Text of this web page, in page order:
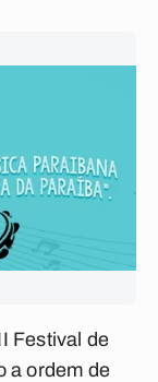
Festival de
a ordem de